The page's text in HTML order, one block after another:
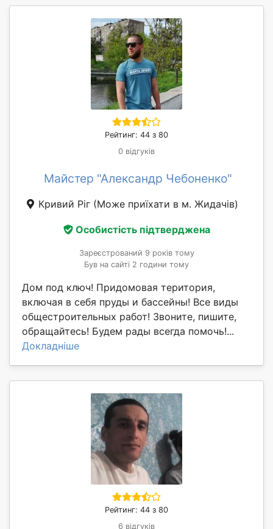
Рейтинг: 44 з 80
0 відгуків
Майстер "Александр Чебоненко"
Кривий Ріг (Може приїхати в м. Жидачів)
Особистість підтверджена
Зареєстрований 9 років тому
Був на сайті 2 години тому
Дом под ключ! Придомовая територия,
включая в себя пруды и бассейны! Все виды
общестроительных работ! Звоните, пишите,
обращайтесь! Будем рады всегда помочь!...
Докладніше
Рейтинг: 44 з 80
6 відгуків